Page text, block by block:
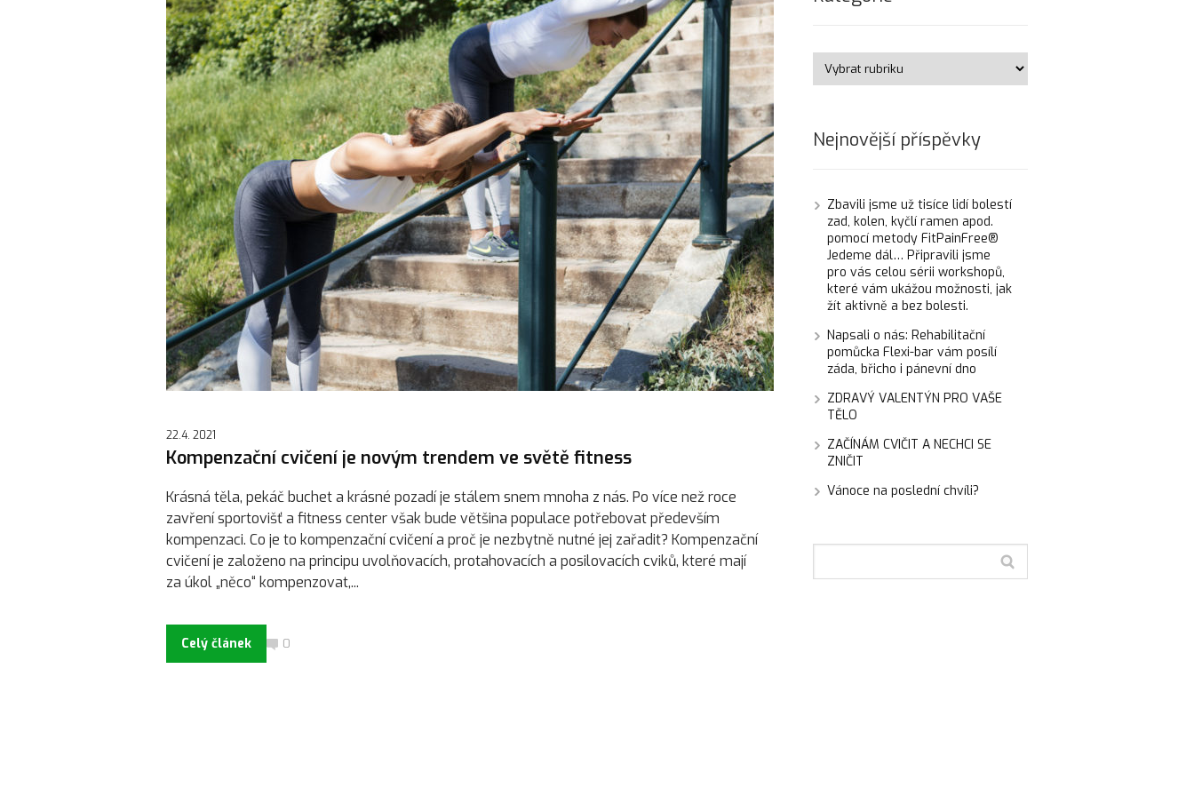
22.4. 2021
Kompenzační cvičení je novým trendem ve světě fitness
Krásná těla, pekáč buchet a krásné pozadí je stálem snem mnoha z nás. Po více než roce
zavření sportovišť a fitness center však bude většina populace potřebovat především
kompenzaci. Co je to kompenzační cvičení a proč je nezbytně nutné jej zařadit? Kompenzační
cvičení je založeno na principu uvolňovacích, protahovacích a posilovacích cviků, které mají
za úkol „něco“ kompenzovat,...
Celý článek 0
Nejnovější příspěvky
Zbavili jsme už tisíce lidí bolestí
zad, kolen, kyčlí ramen apod.
pomocí metody FitPainFree®
Jedeme dál… Připravili jsme
pro vás celou sérii workshopů,
které vám ukážou možnosti, jak
žít aktivně a bez bolesti.
Napsali o nás: Rehabilitační
pomůcka Flexi-bar vám posílí
záda, břicho i pánevní dno
ZDRAVÝ VALENTÝN PRO VAŠE
TĚLO
ZAČÍNÁM CVIČIT A NECHCI SE
ZNIČIT
Vánoce na poslední chvíli?